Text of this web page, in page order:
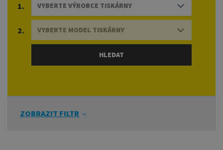
VYBERTE VÝROBCE TISKÁRNY
1.
VYBERTE MODEL TISKÁRNY
2.
ZOBRAZIT FILTR